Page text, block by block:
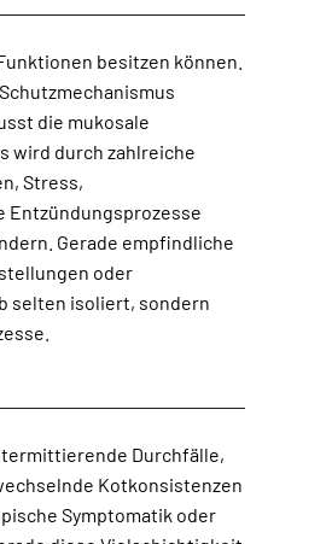
besitzen können.
Durchfälle,